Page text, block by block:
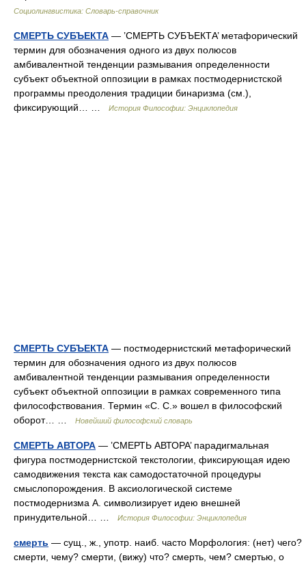
Социолингвистика: Словарь-справочник
СМЕРТЬ СУБЪЕКТА — ’СМЕРТЬ СУБЪЕКТА’ метафорический
термин для обозначения одного из двух полюсов
амбивалентной тенденции размывания определенности
субъект объектной оппозиции в рамках постмодернистской
программы преодоления традиции бинаризма (см.),
фиксирующий… …
История Философии: Энциклопедия
СМЕРТЬ СУБЪЕКТА — постмодернистский метафорический
термин для обозначения одного из двух полюсов
амбивалентной тенденции размывания определенности
субъект объектной оппозиции в рамках современного типа
философствования. Термин «С. С.» вошел в философский
оборот… …
Новейший философский словарь
СМЕРТЬ АВТОРА — ’СМЕРТЬ АВТОРА’ парадигмальная
фигура постмодернистской текстологии, фиксирующая идею
самодвижения текста как самодостаточной процедуры
смыслопорождения. В аксиологической системе
постмодернизма А. символизирует идею внешней
принудительной… …
История Философии: Энциклопедия
смерть — сущ., ж., употр. наиб. часто Морфология: (нет) чего?
смерти, чему? смерти, (вижу) что? смерть, чем? смертью, о